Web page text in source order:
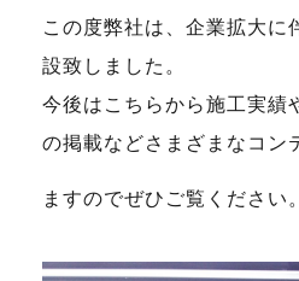
この度弊社は、企業拡大に
設致しました。
今後はこちらから施工実績
の掲載などさまざまなコン
ますのでぜひご覧ください。